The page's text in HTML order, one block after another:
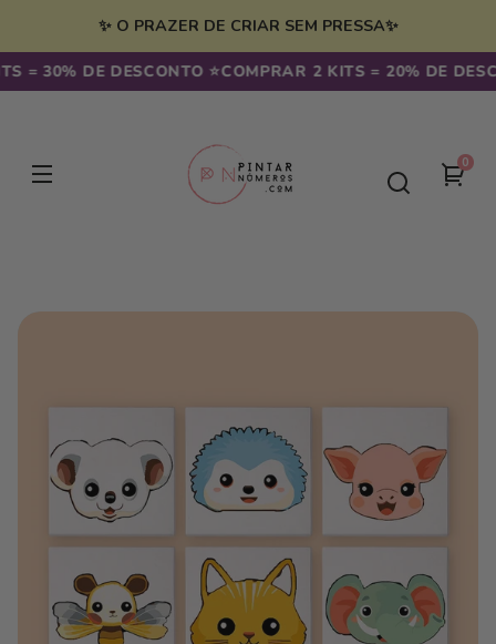
✨ O PRAZER DE CRIAR SEM PRESSA✨
30% DE DESCONTO ⭐️ COMPRAR 2 KITS = 20% DE
seu
00
a
informação